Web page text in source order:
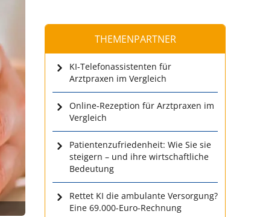
THEMENPARTNER
KI-Telefonassistenten für
Arztpraxen im Vergleich
Online-Rezeption für Arztpraxen im
Vergleich
Patientenzufriedenheit: Wie Sie sie
steigern – und ihre wirtschaftliche
Bedeutung
Rettet KI die ambulante Versorgung?
Eine 69.000-Euro-Rechnung